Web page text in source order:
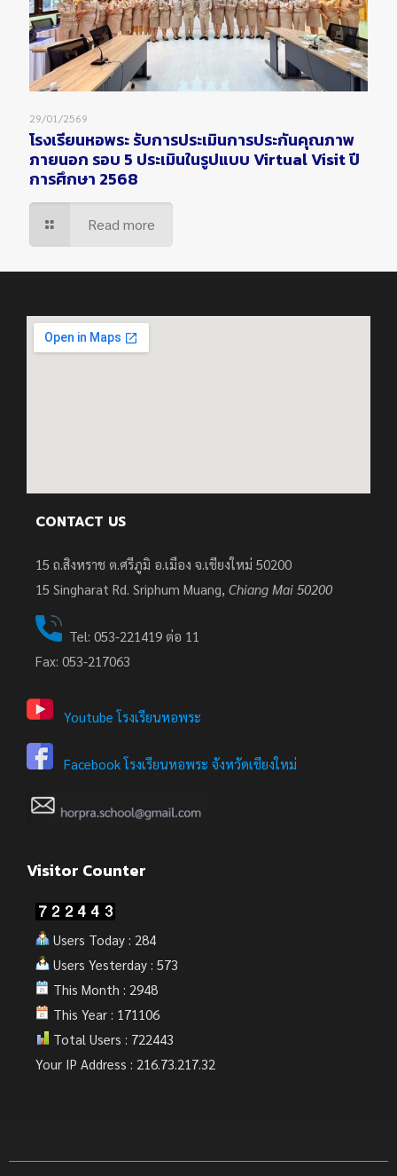
29/01/2569
โรงเรียนหอพระ รับการประเมินการประกันคุณภาพ
ภายนอก รอบ 5 ประเมินในรูปแบบ Virtual Visit ปี
การศึกษา 2568
Read more
CONTACT US
15 ถ.สิงหราช ต.ศรีภูมิ อ.เมือง จ.เชียงใหม่ 50200
15 Singharat Rd. Sriphum Muang, Chiang Mai 50200
Tel: 053-221419 ต่อ 11
Fax: 053-217063
Youtube โรงเรียนหอพระ
Facebook โรงเรียนหอพระ จังหวัดเชียงใหม่
Visitor Counter
Users Today : 284
Users Yesterday : 573
This Month : 2948
This Year : 171106
Total Users : 722443
Your IP Address : 216.73.217.32